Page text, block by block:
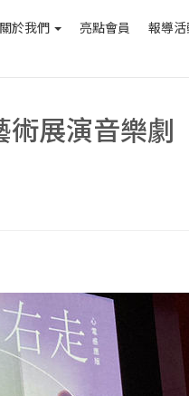
關於我們 亮點會員 報導
展演音樂劇